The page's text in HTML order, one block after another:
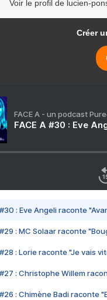
Voir le profil de lucien-
Créer
FACE A - un podcast
FACE A #30 : Eve
#30 : Eve Angeli raconte
#29 : MC Solaar raconte
#28 : Lorie raconte "Je vais
#27 : Christophe Willem
#26 : Chimène Badi raconte